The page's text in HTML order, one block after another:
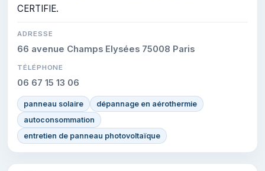
CERTIFIE.
ADRESSE
66 avenue Champs Elysées 75008 Paris
TÉLÉPHONE
06 67 15 13 06
panneau solaire
dépannage en aérothermie
autoconsommation
entretien de panneau photovoltaïque